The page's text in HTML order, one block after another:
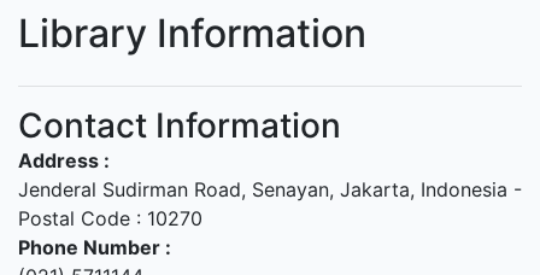
Library Information
Contact Information
Address :
Jenderal Sudirman Road, Senayan, Jakarta, Indonesia -
Postal Code : 10270
Phone Number :